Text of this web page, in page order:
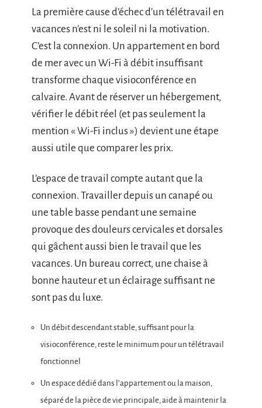
La première cause d’échec d’un télétravail en
vacances n’est ni le soleil ni la motivation.
C’est la connexion. Un appartement en bord
de mer avec un Wi-Fi à débit insuffisant
transforme chaque visioconférence en
calvaire. Avant de réserver un hébergement,
vérifier le débit réel (et pas seulement la
mention « Wi-Fi inclus ») devient une étape
aussi utile que comparer les prix.
L’espace de travail compte autant que la
connexion. Travailler depuis un canapé ou
une table basse pendant une semaine
provoque des douleurs cervicales et dorsales
qui gâchent aussi bien le travail que les
vacances. Un bureau correct, une chaise à
bonne hauteur et un éclairage suffisant ne
sont pas du luxe.
Un débit descendant stable, suffisant pour la
visioconférence, reste le minimum pour un télétravail
fonctionnel
Un espace dédié dans l’appartement ou la maison,
séparé de la pièce de vie principale, aide à maintenir la